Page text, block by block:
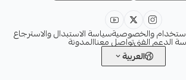
والخصوصيةسياسة الاستبدال والاسترجاع
الدعم الفنيتواصل معناالمدونة
العربية